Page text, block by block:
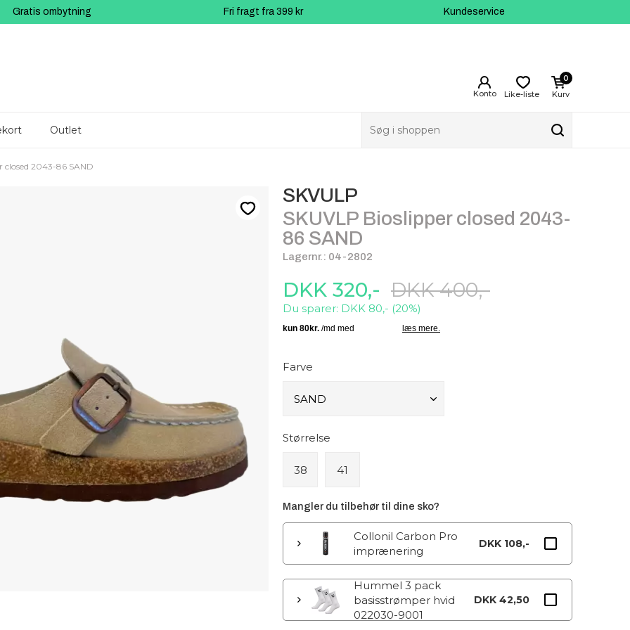
Gratis ombytning Fri fragt fra 399 kr Kundeservice
Kurv
0
Like-liste
Outlet
closed 2043-86 SAND
SKVULP
SKUVLP Bioslipper closed 2043-
86 SAND
Lagernr.: 04-2802
DKK 400,-
Du sparer: DKK 80,- (20%)
DKK 320,-
Farve
Størrelse
38 41
Mangler du tilbehør til dine sko?
Collonil Carbon Pro
imprænering
DKK 108,-
Hummel 3 pack
basisstrømper hvid
022030-9001
DKK 42,50